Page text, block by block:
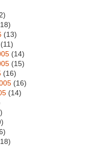
(13)
(11)
(14)
(15)
(16)
(16)
(14)